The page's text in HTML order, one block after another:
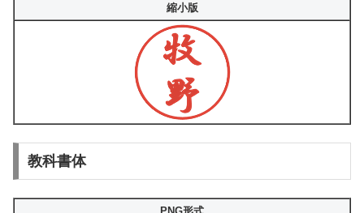
縮小版
教科書体